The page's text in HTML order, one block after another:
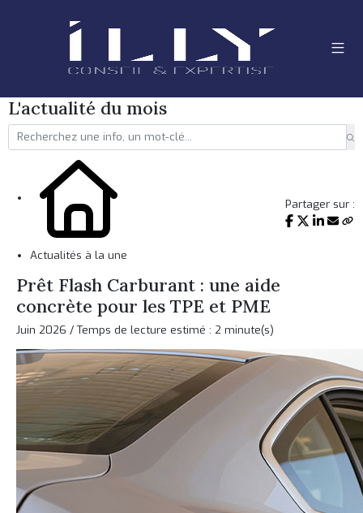
L'actualité du mois
Actualités à la une
Partager sur :
Prêt Flash Carburant : une aide
concrète pour les TPE et PME
Juin 2026 / Temps de lecture estimé : 2 minute(s)